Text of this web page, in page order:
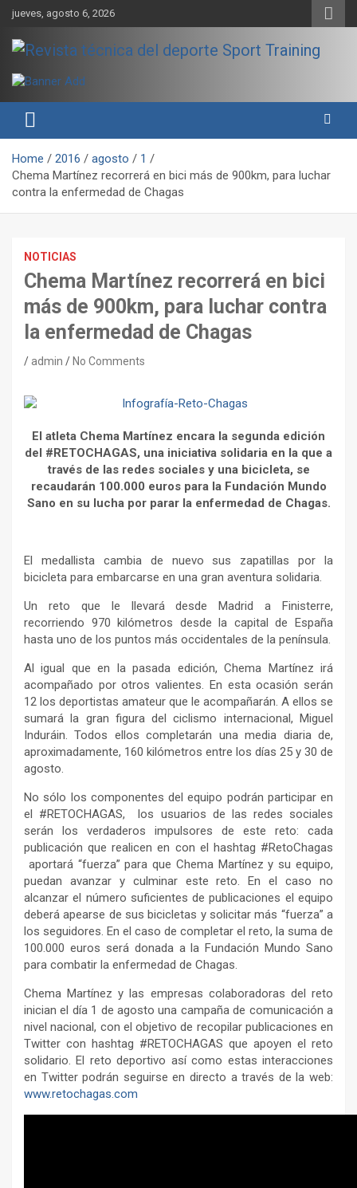
Skip
content
jueves, agosto 6, 2026
Revista técnica del deporte
Sport Training
rendimiento, nutrición y entrenamiento.
Home 2016 agosto
1
Chema Martínez recorrerá en bici más de 900km, para luchar
contra la enfermedad de Chagas
NOTICIAS
Chema Martínez recorrerá en bici
más de 900km, para luchar contra
la enfermedad de Chagas
admin No Comments
El atleta Chema Martínez encara la segunda edición
del #RETOCHAGAS, una iniciativa solidaria en la que a
través de las redes sociales y una bicicleta, se
recaudarán 100.000 euros para la Fundación Mundo
Sano en su lucha por parar la enfermedad de Chagas.
El medallista cambia de nuevo sus zapatillas por la
bicicleta para embarcarse en una gran aventura solidaria.
Un reto que le llevará desde Madrid a Finisterre,
recorriendo 970 kilómetros desde la capital de España
hasta uno de los puntos más occidentales de la península.
Al igual que en la pasada edición, Chema Martínez irá
acompañado por otros valientes. En esta ocasión serán
12 los deportistas amateur que le acompañarán. A ellos se
sumará la gran figura del ciclismo internacional, Miguel
Induráin. Todos ellos completarán una media diaria de,
aproximadamente, 160 kilómetros entre los días 25 y 30 de
agosto.
No sólo los componentes del equipo podrán participar en
el #RETOCHAGAS, los usuarios de las redes sociales
serán los verdaderos impulsores de este reto: cada
publicación que realicen en con el hashtag #RetoChagas
aportará “fuerza” para que Chema Martínez y su equipo,
puedan avanzar y culminar este reto. En el caso no
alcanzar el número suficientes de publicaciones el equipo
deberá apearse de sus bicicletas y solicitar más “fuerza” a
los seguidores. En el caso de completar el reto, la suma de
100.000 euros será donada a la Fundación Mundo Sano
para combatir la enfermedad de Chagas.
Chema Martínez y las empresas colaboradoras del reto
inician el día 1 de agosto una campaña de comunicación a
nivel nacional, con el objetivo de recopilar publicaciones en
Twitter con hashtag #RETOCHAGAS que apoyen el reto
solidario. El reto deportivo así como estas interacciones
en Twitter podrán seguirse en directo a través de la web:
www.retochagas.com